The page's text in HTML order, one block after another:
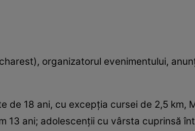
organizatorul evenimentului,
de 18 ani, cu excepția cursei de 2,5 km,
13 ani; adolescenții cu vârsta cuprinsă